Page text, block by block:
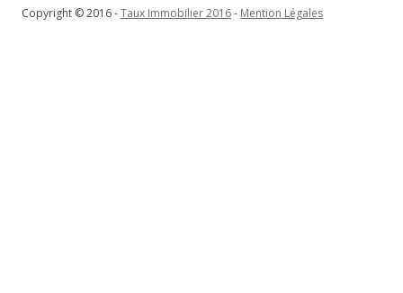
Copyright © 2016 -Taux Immobilier 2016- Mention Légales